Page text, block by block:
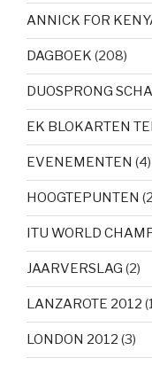
ANNICK FOR
DAGBOEK (208)
DUOSPRONG
EK BLOKARTEN
EVENEMENTEN (4)
HOOGTEPUNTEN
ITU WORLD
JAARVERSLAG (2)
LANZAROTE 2012
LONDON 2012 (3)